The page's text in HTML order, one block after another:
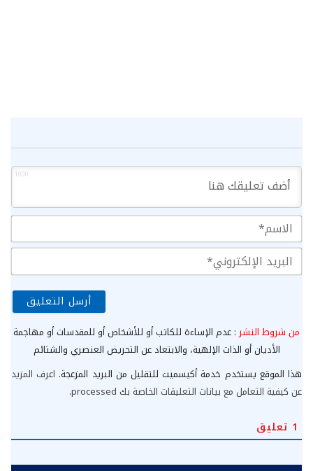
1000
من شروط النشر: عدم الإساءة للكاتب أو للأشخاص أو للمقدسات أو مهاجمة
الأديان أو الذات الإلهية، والابتعاد عن التحريض العنصري والشتائم
هذا الموقع يستخدم خدمة أكيسميت للتقليل من البريد المزعجة. اعرف المزيد
عن كيفية التعامل مع بيانات التعليقات الخاصة بك processed
.
1 تعليق